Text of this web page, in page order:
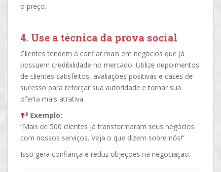
o preço.
4. Use a técnica da prova social
Clientes tendem a confiar mais em negócios que já
possuem credibilidade no mercado. Utilize depoimentos
de clientes satisfeitos, avaliações positivas e cases de
sucesso para reforçar sua autoridade e tornar sua
oferta mais atrativa.
Exemplo:
“Mais de 500 clientes já transformaram seus negócios
com nossos serviços. Veja o que dizem sobre nós!”
Isso gera confiança e reduz objeções na negociação.